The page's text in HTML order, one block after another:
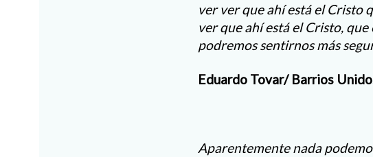
ver ver que ahí está el Cristo
ver que ahí está el Cristo,
podremos sentirnos más
Eduardo Tovar/ Barrios
Aparentemente nada